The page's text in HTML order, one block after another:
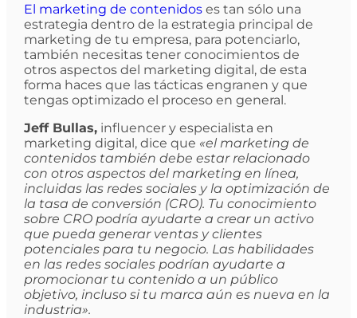
El marketing de contenidoses tan sólo una
estrategia dentro de la estrategia principal de
marketing de tu empresa, para potenciarlo,
también necesitas tener conocimientos de
otros aspectos del marketing digital, de esta
forma haces que las tácticas engranen y que
tengas optimizado el proceso en general.
Jeff Bullas,influencer y especialista en
marketing digital, dice que «el marketing de
contenidos también debe estar relacionado
con otros aspectos del marketing en línea,
incluidas las redes sociales y la optimización de
la tasa de conversión (CRO). Tu conocimiento
sobre CRO podría ayudarte a crear un activo
que pueda generar ventas y clientes
potenciales para tu negocio. Las habilidades
en las redes sociales podrían ayudarte a
promocionar tu contenido a un público
objetivo, incluso si tu marca aún es nueva en la
industria».